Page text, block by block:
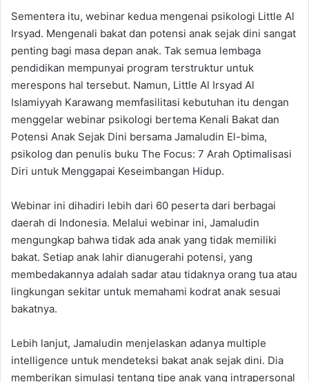
Sementera itu, webinar kedua mengenai psikologi Little Al
Irsyad. Mengenali bakat dan potensi anak sejak dini sangat
penting bagi masa depan anak. Tak semua lembaga
pendidikan mempunyai program terstruktur untuk
merespons hal tersebut. Namun, Little Al Irsyad Al
Islamiyyah Karawang memfasilitasi kebutuhan itu dengan
menggelar webinar psikologi bertema Kenali Bakat dan
Potensi Anak Sejak Dini bersama Jamaludin El-bima,
psikolog dan penulis buku The Focus: 7 Arah Optimalisasi
Diri untuk Menggapai Keseimbangan Hidup.
Webinar ini dihadiri lebih dari 60 peserta dari berbagai
daerah di Indonesia. Melalui webinar ini, Jamaludin
mengungkap bahwa tidak ada anak yang tidak memiliki
bakat. Setiap anak lahir dianugerahi potensi, yang
membedakannya adalah sadar atau tidaknya orang tua atau
lingkungan sekitar untuk memahami kodrat anak sesuai
bakatnya.
Lebih lanjut, Jamaludin menjelaskan adanya multiple
intelligence untuk mendeteksi bakat anak sejak dini. Dia
memberikan simulasi tentang tipe anak yang intrapersonal